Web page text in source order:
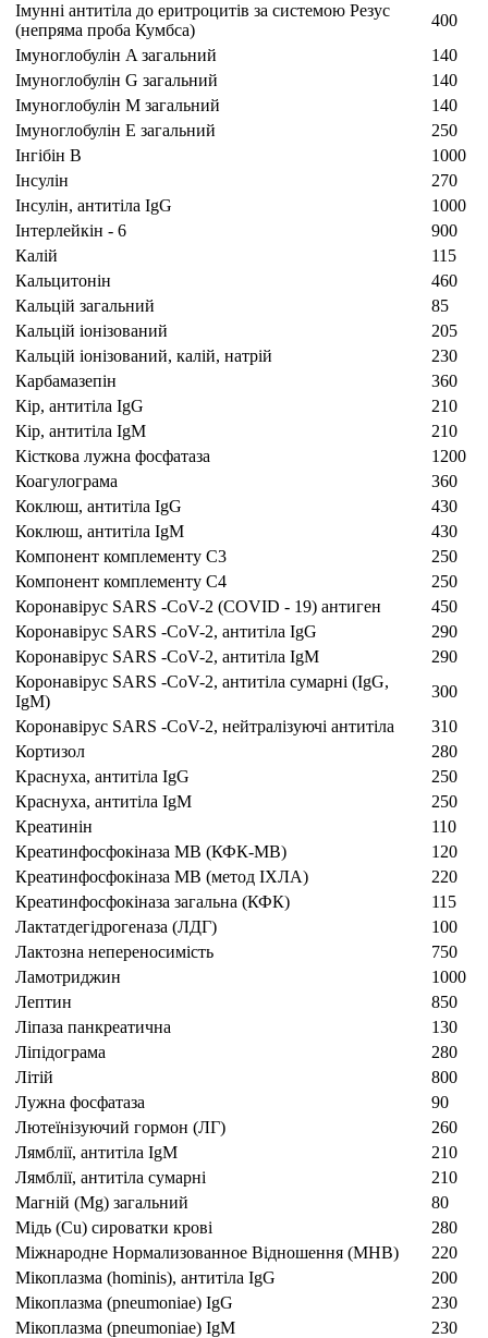
Імунні антитіла до еритроцитів за системою Резус
(непряма проба Кумбса)
400
Імуноглобулін A загальний
140
Імуноглобулін G загальний
140
Імуноглобулін M загальний
140
Імуноглобулін Е загальний
250
Інгібін В
1000
Інсулін
270
Інсулін, антитіла IgG
1000
Інтерлейкін - 6
900
Калій
115
Кальцитонін
460
Кальцій загальний
85
Кальцій іонізований
205
Кальцій іонізований, калій, натрій
230
Карбамазепін
360
Кір, антитіла IgG
210
Кір, антитіла IgM
210
Кісткова лужна фосфатаза
1200
Коагулограма
360
Коклюш, антитіла IgG
430
Коклюш, антитіла IgM
430
Компонент комплементу С3
250
Компонент комплементу С4
250
Коронавірус SARS -CoV-2 (COVID - 19) антиген
450
Коронавірус SARS -CoV-2, антитіла IgG
290
Коронавірус SARS -CoV-2, антитіла IgМ
290
Коронавірус SARS -CoV-2, антитіла сумарні (IgG,
IgM)
300
Коронавірус SARS -CoV-2, нейтралізуючі антитіла
310
Кортизол
280
Краснуха, антитіла IgG
250
Краснуха, антитіла IgM
250
Креатинін
110
Креатинфосфокіназа MB (КФК-MB)
120
Креатинфосфокіназа MB (метод ІХЛА)
220
Креатинфосфокіназа загальна (КФК)
115
Лактатдегідрогеназа (ЛДГ)
100
Лактозна непереносимість
750
Ламотриджин
1000
Лептин
850
Ліпаза панкреатична
130
Ліпідограма
280
Літій
800
Лужна фосфатаза
90
Лютеїнізуючий гормон (ЛГ)
260
Лямблії, антитіла IgM
210
Лямблії, антитіла сумарні
210
Магній (Mg) загальний
80
Мідь (Cu) сироватки крові
280
Міжнародне Нормализованное Відношення (МНВ)
220
Мікоплазма (hominis), антитіла IgG
200
Мікоплазма (pneumoniae) IgG
230
Мікоплазма (pneumoniae) IgM
230